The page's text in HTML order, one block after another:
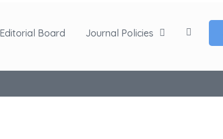
Editorial Board Journal Policies